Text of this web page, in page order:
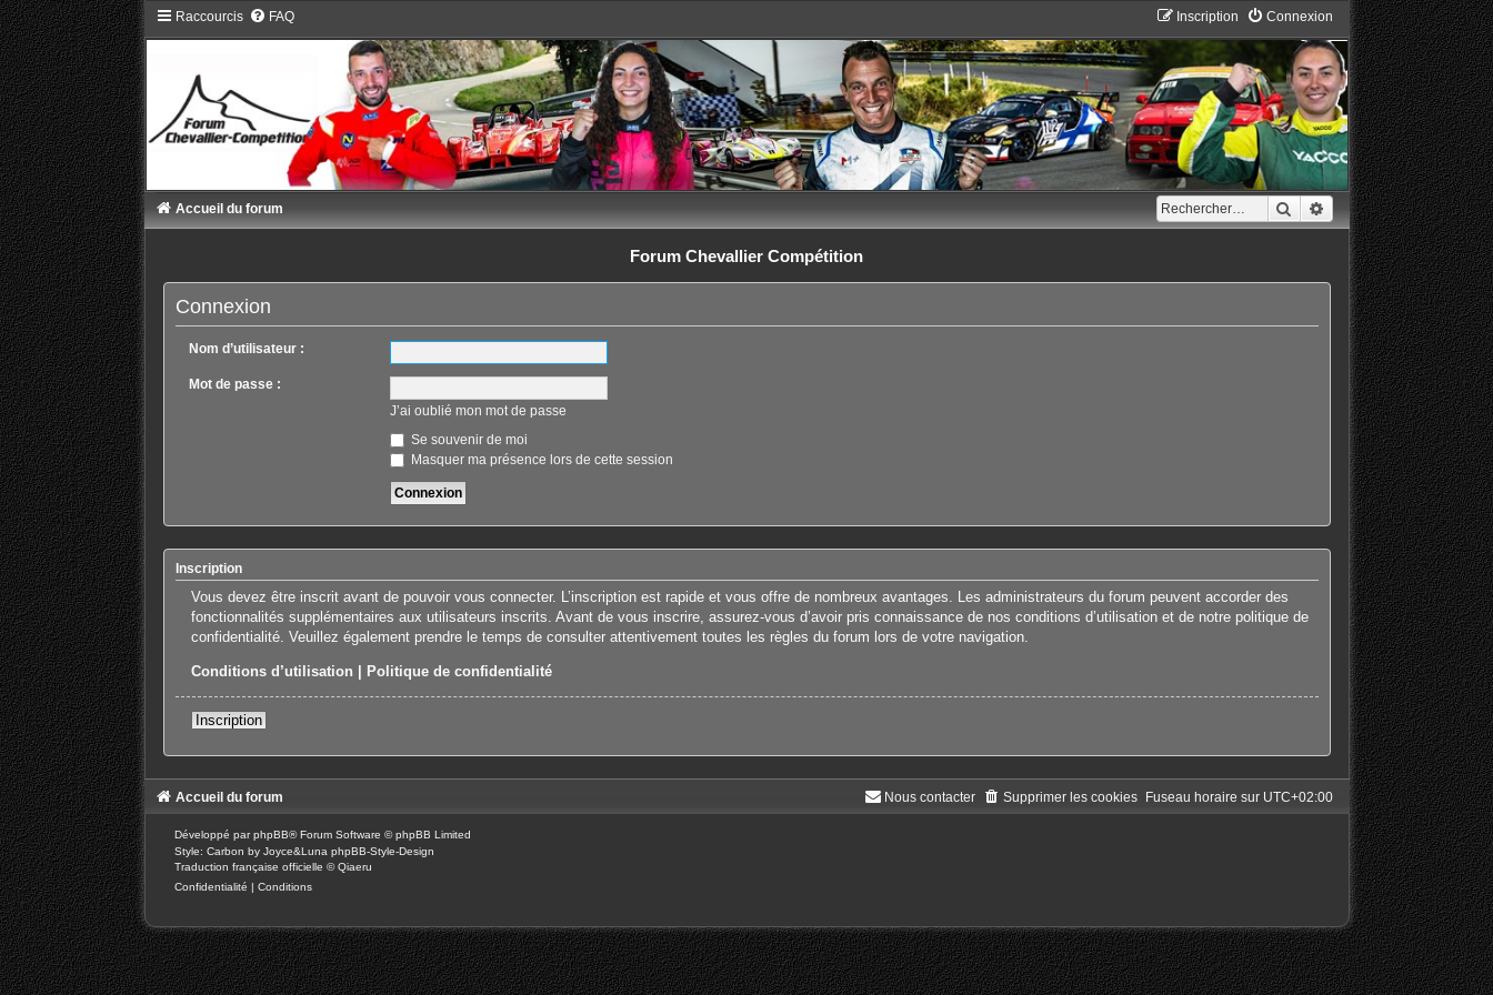
Raccourcis FAQ Connexion
Inscription
RechercherRecherche avancée
Accueil du forum
Forum Chevallier Compétition
Connexion
Nom d’utilisateur :
Mot de passe :
J’ai oublié mon mot de passe
Se souvenir de moi
Masquer ma présence lors de cette session
Inscription
Vous devez être inscrit avant de pouvoir vous connecter. L’inscription est rapide et vous offre de nombreux avantages. Les administrateurs du forum peuvent accorder des
fonctionnalités supplémentaires aux utilisateurs inscrits. Avant de vous inscrire, assurez-vous d’avoir pris connaissance de nos conditions d’utilisation et de notre politique de
confidentialité. Veuillez également prendre le temps de consulter attentivement toutes les règles du forum lors de votre navigation.
Conditions d’utilisation Politique de confidentialité
Inscription
Accueil du forum Fuseau horaire sur UTC+02:00
Supprimer les cookies
Nous contacter
Développé parphpBB® Forum Software © phpBB Limited
Style: Carbon by Joyce&Luna phpBB-Style-Design
Traduction française officielle ©Qiaeru
Confidentialité | Conditions